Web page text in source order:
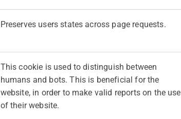
Preserves users states across page requests.
This cookie is used to distinguish between
humans and bots. This is beneficial for the
website, in order to make valid reports on the use
of their website.